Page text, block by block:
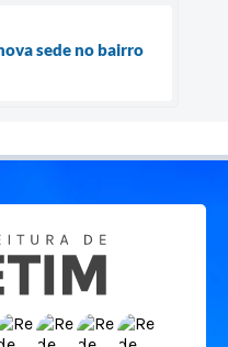
sede no bairro